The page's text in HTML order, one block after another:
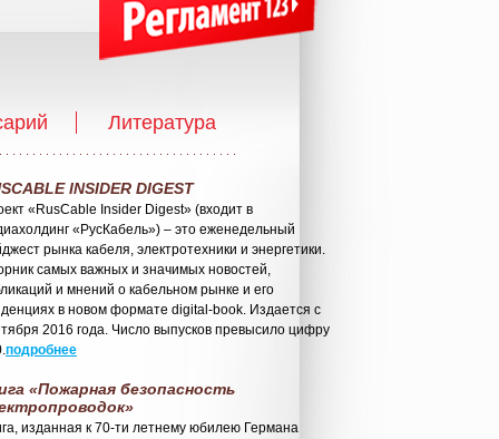
Литература
INSIDER DIGEST
«RusCable Insider Digest» (входит в
«РусКабель») – это еженедельный
рынка кабеля, электротехники и энергетики.
самых важных и значимых новостей,
и мнений о кабельном рынке и его
в новом формате digital-book. Издается с
2016 года. Число выпусков превысило цифру
подробнее
«Пожарная безопасность
изданная к 70-ти летнему юбилею Германа